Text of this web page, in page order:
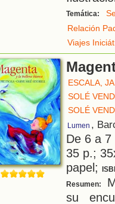
Temática:
Relación
Viajes
ESCALA,
SOLÉ
SOLÉ
Lumen ,
De 6 a
35 p.;
papel;
Resumen:
su